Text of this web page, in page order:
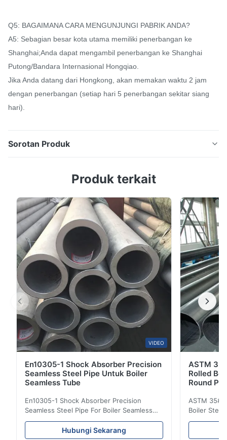
Q5: BAGAIMANA CARA MENGUNJUNGI PABRIK ANDA?
A5: Sebagian besar kota utama memiliki penerbangan ke
Shanghai;Anda dapat mengambil penerbangan ke Shanghai
Putong/Bandara Internasional Hongqiao.
Jika Anda datang dari Hongkong, akan memakan waktu 2 jam
dengan penerbangan (setiap hari 5 penerbangan sekitar siang
hari).
Sorotan Produk
Persegi Berongga / Tabung Tabung persegi stainless
bagiannya persegi, disebut tabung persegi.Sejumlah
besar pipa digunakan untuk mengangkut cairan,
seperti minyak, gas alam, air, gas, uap, dll. ...
Produk terkait
VIDEO
En10305-1 Shock Absorber Precision
Seamless Steel Pipe Untuk Boiler
Seamless Tube
En10305-1 Shock Absorber Precision
Seamless Steel Pipe For Boiler Seamless
Tube Seamless Precision steel tubes To be
used in hydraulic system, automobile and
Hubungi Sekarang
ASTM 35
Rolled
Round
ASTM 35#
Boiler Steel
Lehgth Its